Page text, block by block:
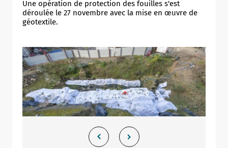
Une opération de protection des fouilles s'est
déroulée le 27 novembre avec la mise en œuvre de
géotextile.